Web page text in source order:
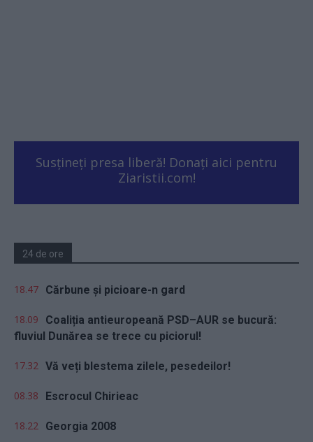
Susțineți presa liberă! Donați aici pentru
Ziaristii.com!
24 de ore
18.47 Cărbune și picioare-n gard
18.09
Coaliția antieuropeană PSD–AUR se bucură:
fluviul Dunărea se trece cu piciorul!
17.32 Vă veți blestema zilele, pesedeilor!
08.38 Escrocul Chirieac
18.22 Georgia 2008